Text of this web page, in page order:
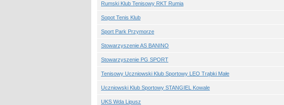
Rumski Klub Tenisowy RKT Rumia
Sopot Tenis Klub
Sport Park Przymorze
Stowarzyszenie AS BANINO
Stowarzyszenie PG SPORT
Tenisowy Uczniowski Klub Sportowy LEO Trąbki Małe
Uczniowski Klub Sportowy STANGIEL Kowale
UKS Wda Lipusz